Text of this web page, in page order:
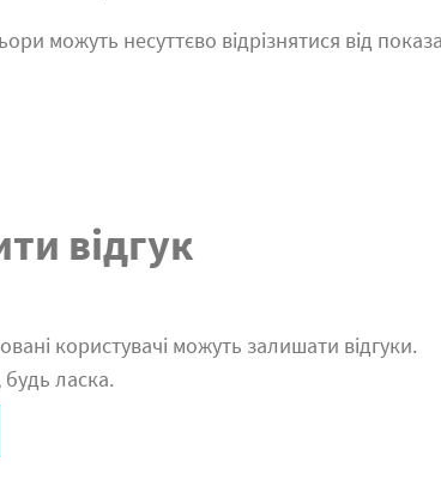
можуть несуттєво відрізнятися від
відгук
користувачі можуть залишати відгуки.
ласка.